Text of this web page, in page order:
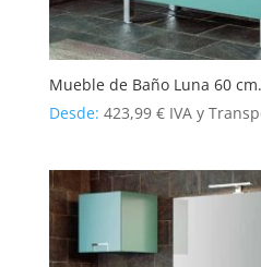
Mueble de Baño Luna 60
Desde: 423,99 € IVA y